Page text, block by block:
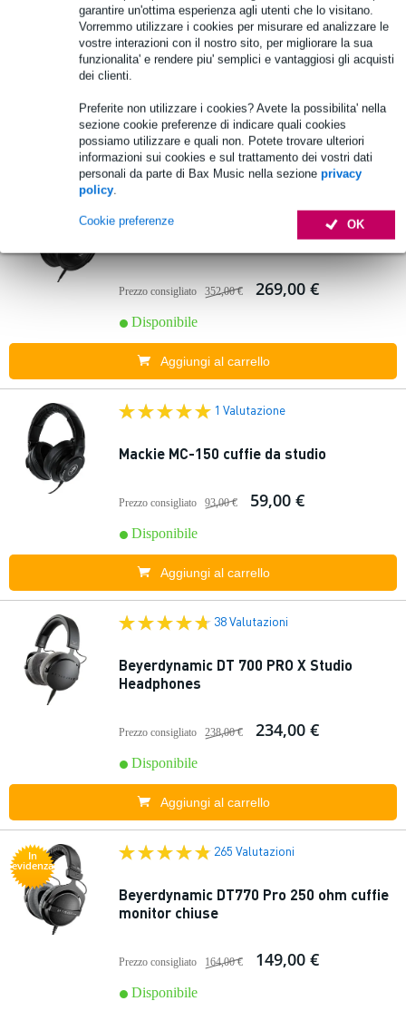
garantire un'ottima esperienza agli utenti che lo visitano.
Vorremmo utilizzare i cookies per misurare ed analizzare le
vostre interazioni con il nostro sito, per migliorare la sua
funzionalita' e rendere piu' semplici e vantaggiosi gli acquisti
dei clienti.
Preferite non utilizzare i cookies? Avete la possibilita' nella
sezione cookie preferenze di indicare quali cookies
possiamo utilizzare e quali non. Potete trovare ulteriori
informazioni sui cookies e sul trattamento dei vostri dati
personali da parte di Bax Music nella sezione privacy
policy.
OK
Cookie preferenze
🔥HOT & NEW
Sennheiser HD 480 Pro cuffie da studio
399,00 €
Disponibile
Aggiungi al carrello
Sennheiser HD 620S Headphones
Prezzo consigliato 352,00 € 269,00 €
Disponibile
Aggiungi al carrello
1 Valutazione
Mackie MC-150 cuffie da studio
Prezzo consigliato 93,00 € 59,00 €
Disponibile
Aggiungi al carrello
38 Valutazioni
Beyerdynamic DT 700 PRO X Studio
Headphones
Prezzo consigliato 238,00 € 234,00 €
Disponibile
Aggiungi al carrello
In
evidenza
265 Valutazioni
Beyerdynamic DT770 Pro 250 ohm cuffie
monitor chiuse
Prezzo consigliato 164,00 € 149,00 €
Disponibile